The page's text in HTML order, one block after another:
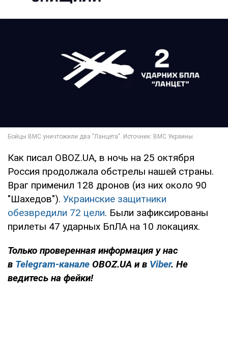
Как писал OBOZ.UA, в ночь на 25 октября
Россия продолжала обстрелы нашей страны.
Враг применил 128 дронов (из них около 90
"Шахедов"). Украинские защитники
обезвредили 72 цели. Были зафиксированы
прилеты 47 ударных БпЛА на 10 локациях.
Только проверенная информация у нас
в Telegram-канале OBOZ.UA и в Viber. Не
ведитесь на фейки!